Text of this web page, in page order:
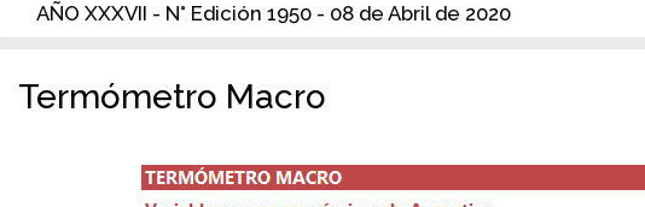
i
ó
AÑO XXXVII - N° Edición 1950 - 08 de Abril de 2020
Termómetro Macro